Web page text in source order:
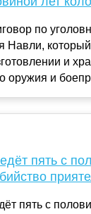
по
Навли,
и
оружия и
пять с
пять с